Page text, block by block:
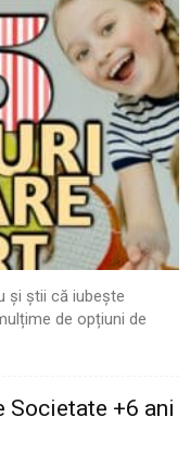
și știi că iubește
de opțiuni de
Societate +6 ani